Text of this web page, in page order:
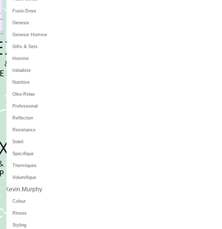
Fusio-Dose
Genesis
Genesis Homme
Gifts & Sets
Homme
Initialiste
Nutritive
Oleo-Relax
Professional
Reflection
Resistance
Soleil
Specifique
Thermiques
Volumifique
Kevin.Murphy
Colour
Rinses
Styling